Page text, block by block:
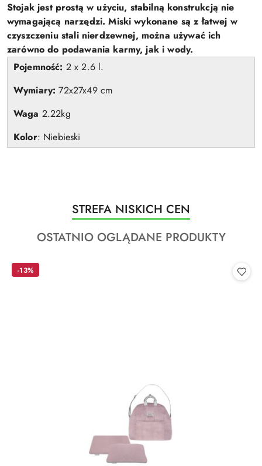
Stojak jest prostą w użyciu, stabilną konstrukcją nie
wymagającą narzędzi. Miski wykonane są z łatwej w
czyszczeniu stali nierdzewnej, można używać ich
zarówno do podawania karmy, jak i wody.
Pojemność: 2 x 2.6 l.
Wymiary: 72x27x49 cm
Waga 2.22kg
Kolor: Niebieski
Pomiń karuzelę produktów
Produkty
o
statusie:
STREFA NISKICH CEN
Produkty
statusie:
OSTATNIO OGLĄDANE PRODUKTY
-13%